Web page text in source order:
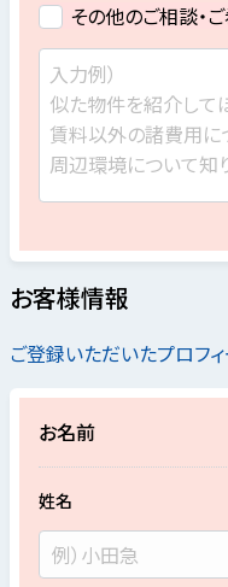
その他のご相談・
お客様情報
ご登録いただいたプロフ
お名前
姓名